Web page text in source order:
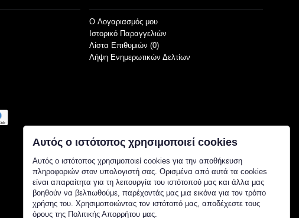
O Λογαριασμός μου
Ιστορικό Παραγγελιών
Λίστα Επιθυμιών (0)
Λήψη Ενημερωτικών Δελτίων
Αυτός ο ιστότοπος χρησιμοποιεί cookies
Αυτός ο ιστότοπος χρησιμοποιεί cookies για την αποθήκευση
πληροφοριών στον υπολογιστή σας. Ορισμένα από αυτά τα cookies
είναι απαραίτητα για τη λειτουργία του ιστότοπού μας και άλλα μας
βοηθούν να βελτιωθούμε, παρέχοντάς μας μια εικόνα για τον τρόπο
χρήσης του. Χρησιμοποιώντας τον ιστότοπό μας, αποδέχεστε τους
όρους της Πολιτικής Απορρήτου μας.